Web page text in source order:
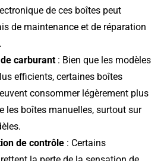
de ces boîtes peut
de maintenance et de réparation
carburant : Bien que les modèles
efficients, certaines boîtes
consommer légèrement plus
les boîtes manuelles, surtout sur
de contrôle : Certains